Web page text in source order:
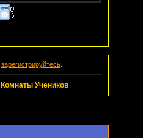
зарегистрируйтесь.
Комнаты Учеников